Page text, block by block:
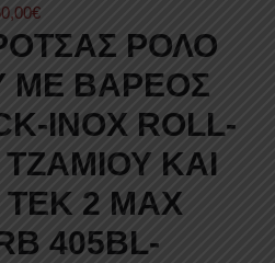
€
ΡΟΛΟ
ΜΕ ΒΑΡΕΟΣ
INOX ROLL-
ΚΑΙ
2 MAX
405BL-